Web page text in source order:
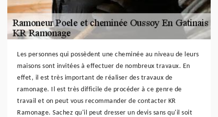
Les personnes qui possèdent une cheminée au niveau de leurs
maisons sont invitées à effectuer de nombreux travaux. En
effet, il est très important de réaliser des travaux de
ramonage. Il est très difficile de procéder à ce genre de
travail et on peut vous recommander de contacter KR
Ramonage. Sachez qu'il peut dresser un devis sans qu'il soit